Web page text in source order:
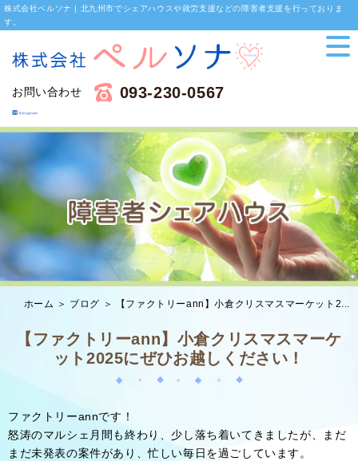
株式会社ペルソナ | 北九州市でシェアハウスや就労支援などの障害者支援を行っておりま
す。
お問い合わせ 093-230-0567
ホーム ＞ ブログ ＞ 【ファクトリーann】小倉クリスマスマーケット2...
【ファクトリーann】小倉クリスマスマーケ
ット2025にぜひお越しください！
ファクトリーannです！
怒涛のマルシェ月間も終わり、少し落ち着いてきましたが、まだ
まだ未発表の案件があり、忙しい毎日を過ごしています。